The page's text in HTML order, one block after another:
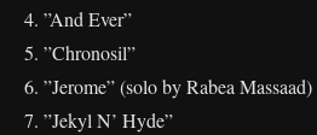
4. ”And Ever”
5. ”Chronosil”
6. ”Jerome” (solo by Rabea Massaad)
7. ”Jekyl N’ Hyde”